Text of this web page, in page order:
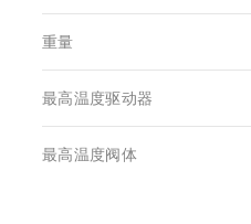
重量
最高温度驱动器
最高温度阀体